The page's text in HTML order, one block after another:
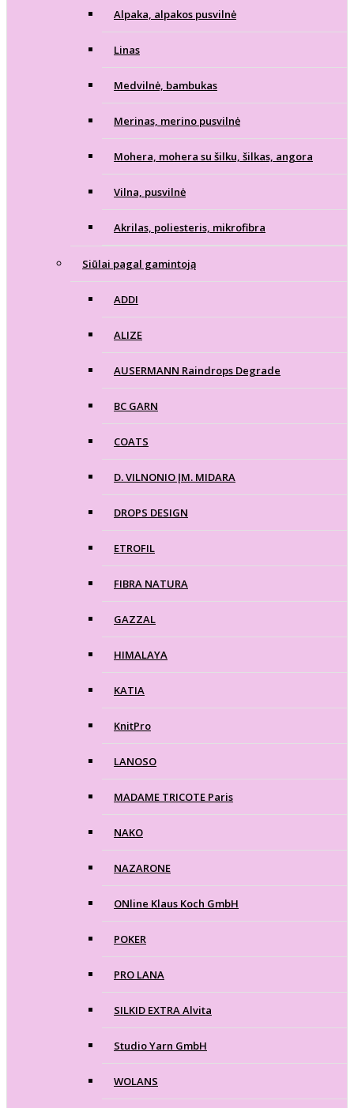
Alpaka, alpakos pusvilnė
Linas
Medvilnė, bambukas
Merinas, merino pusvilnė
Mohera, mohera su šilku, šilkas, angora
Vilna, pusvilnė
Akrilas, poliesteris, mikrofibra
Siūlai pagal gamintoją
ADDI
ALIZE
AUSERMANN Raindrops Degrade
BC GARN
COATS
D. VILNONIO ĮM. MIDARA
DROPS DESIGN
ETROFIL
FIBRA NATURA
GAZZAL
HIMALAYA
KATIA
KnitPro
LANOSO
MADAME TRICOTE Paris
NAKO
NAZARONE
ONline Klaus Koch GmbH
POKER
PRO LANA
SILKID EXTRA Alvita
Studio Yarn GmbH
WOLANS